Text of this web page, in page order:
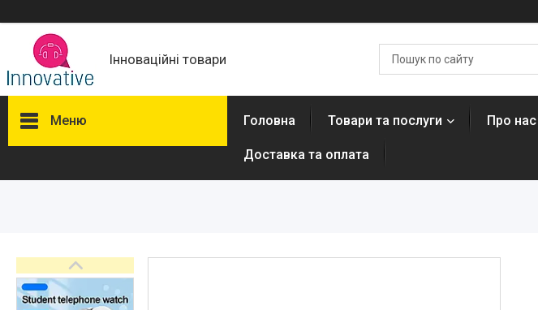
Інноваційні товари
Меню
Доставка та оплата
Повернення та обмін
Головна Товари та послуги Про нас
Доставка та оплата